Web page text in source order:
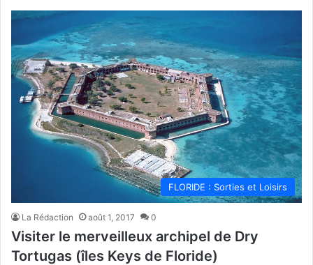
FLORIDE : Sorties et Loisirs
La Rédaction août 1, 2017 0
Visiter le merveilleux archipel de Dry
Tortugas (îles Keys de Floride)